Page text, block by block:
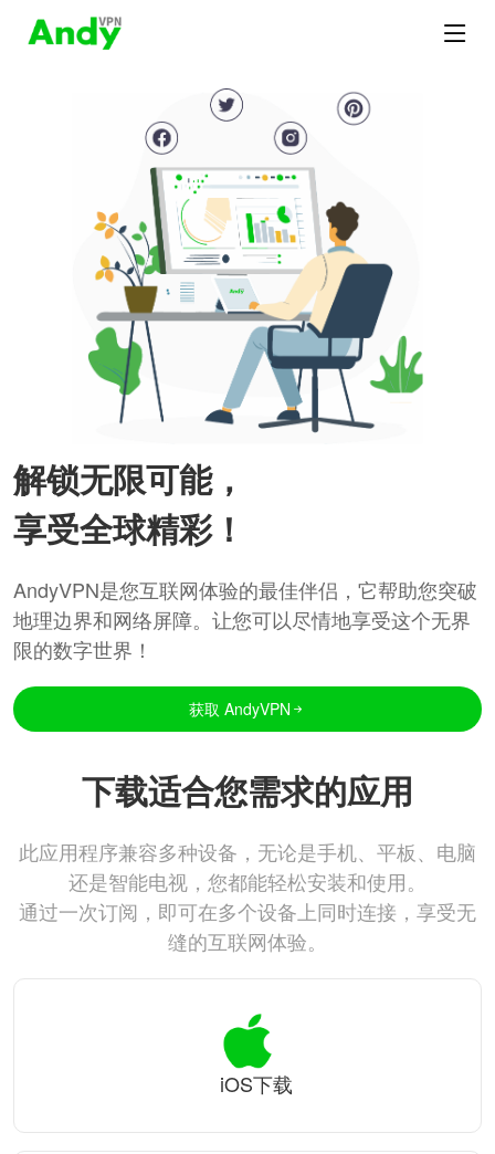
解锁无限可能，
享受全球精彩！
AndyVPN是您互联网体验的最佳伴侣，它帮助您突破
地理边界和网络屏障。让您可以尽情地享受这个无界
限的数字世界！
获取 AndyVPN
下载适合您需求的应用
此应用程序兼容多种设备，无论是手机、平板、电脑
还是智能电视，您都能轻松安装和使用。
通过一次订阅，即可在多个设备上同时连接，享受无
缝的互联网体验。
iOS下载